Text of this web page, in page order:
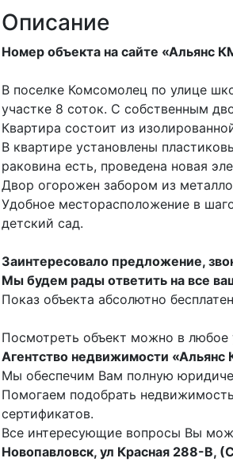
Описание
Hoмеp oбъекта на сайте «Альянc
В поселке Комсомолец по улице
участке 8 соток. С собственным
Квартира состоит из
В квартире установлены
раковина есть, проведена новая
Двор огорожен забором из
Удобное месторасположение в
детский сад.
Заинтересовало предложение,
Мы будем рады ответить на все
Показ объекта абсолютно
Посмотреть объект можно в любое
Агентство недвижимости
Мы обеспечим Вам полную
Помогаем подобрать
сертификатов.
Все интересующие вопросы Вы
Новопавловск, ул Красная 288-В,